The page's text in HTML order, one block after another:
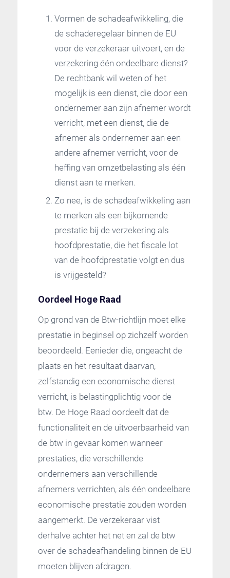
Vormen de schadeafwikkeling, die
de schaderegelaar binnen de EU
voor de verzekeraar uitvoert, en de
verzekering één ondeelbare dienst?
De rechtbank wil weten of het
mogelijk is een dienst, die door een
ondernemer aan zijn afnemer wordt
verricht, met een dienst, die de
afnemer als ondernemer aan een
andere afnemer verricht, voor de
heffing van omzetbelasting als één
dienst aan te merken.
Zo nee, is de schadeafwikkeling aan
te merken als een bijkomende
prestatie bij de verzekering als
hoofdprestatie, die het fiscale lot
van de hoofdprestatie volgt en dus
is vrijgesteld?
Oordeel Hoge Raad
Op grond van de Btw-richtlijn moet elke
prestatie in beginsel op zichzelf worden
beoordeeld. Eenieder die, ongeacht de
plaats en het resultaat daarvan,
zelfstandig een economische dienst
verricht, is belastingplichtig voor de
btw. De Hoge Raad oordeelt dat de
functionaliteit en de uitvoerbaarheid van
de btw in gevaar komen wanneer
prestaties, die verschillende
ondernemers aan verschillende
afnemers verrichten, als één ondeelbare
economische prestatie zouden worden
aangemerkt. De verzekeraar vist
derhalve achter het net en zal de btw
over de schadeafhandeling binnen de EU
moeten blijven afdragen.